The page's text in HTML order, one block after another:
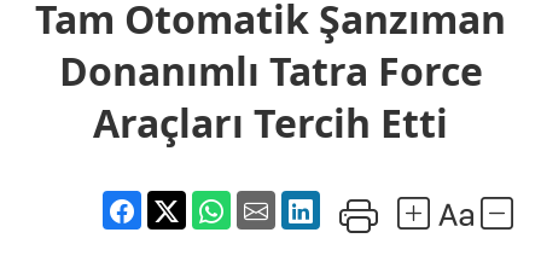
Otomatik
Şanzıman
Donanımlı
Tatra
Araçları
Tercih Etti
Tam Otomatik Şanzıman
Donanımlı Tatra Force
Araçları Tercih Etti